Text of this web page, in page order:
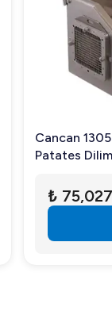
Cancan
Patates
₺